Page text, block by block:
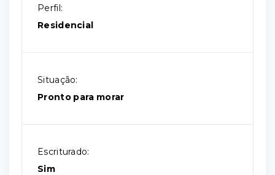
Perfil:
Residencial
Situação:
Pronto para morar
Escriturado:
Sim